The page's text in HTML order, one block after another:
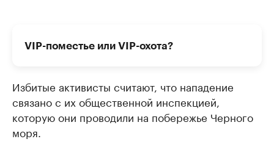
VIP-поместье или VIP-охота?
Избитые активисты считают, что нападение
связано с их общественной инспекцией,
которую они проводили на побережье Черного
моря.